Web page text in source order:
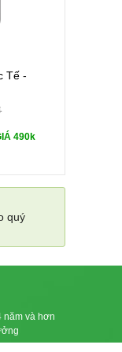
10D full
6S
và
Tế -
490k
quý
năm và hơn